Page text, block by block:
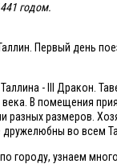
годом.​
Первый
- III Дракон.
В помещения
размеров.
во всем
городу, узнаем